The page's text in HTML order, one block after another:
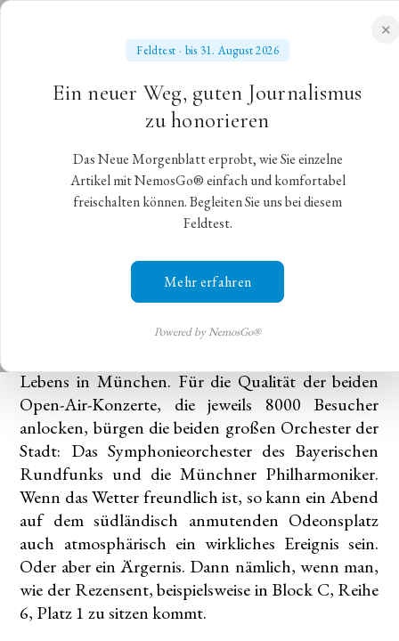
NEUES MORGENBLATT
für gebildete Stände
✕
Feldtest · bis 31. August 2026
Ein neuer Weg, guten Journalismus
zu honorieren
Das Neue Morgenblatt erprobt, wie Sie einzelne
Artikel mit NemosGo® einfach und komfortabel
freischalten können. Begleiten Sie uns bei diesem
Feldtest.
Mehr erfahren
Powered by NemosGo®
O dio
Kein Genuss: Klassik am Odeonsplatz auf
8. Juli 2023
Klassik am Odeonsplatz ist seit vielen Jahren ein
Lebens in München. Für die Qualität der beiden
Open-Air-Konzerte, die jeweils 8000 Besucher
anlocken, bürgen die beiden großen Orchester der
Stadt: Das Symphonieorchester des Bayerischen
Rundfunks und die Münchner Philharmoniker.
Wenn das Wetter freundlich ist, so kann ein Abend
auf dem südländisch anmutenden Odeonsplatz
auch atmosphärisch ein wirkliches Ereignis sein.
Oder aber ein Ärgernis. Dann nämlich, wenn man,
wie der Rezensent, beispielsweise in Block C, Reihe
6, Platz 1 zu sitzen kommt.